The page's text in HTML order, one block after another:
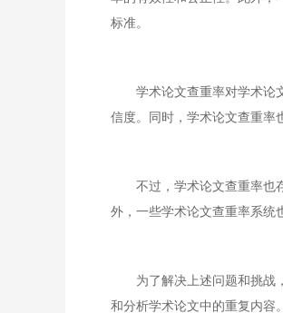
标准。
学术论文查重率对学术论
信度。同时，学术论文查重率
不过，学术论文查重率也
外，一些学术论文查重率系统
为了解决上述问题和挑战
和分析学术论文中的重复内容